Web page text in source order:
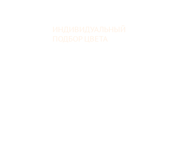
ИНДИВИДУАЛЬНЫЙ
ПОДБОР ЦВЕТА